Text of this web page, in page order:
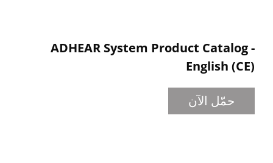
ADHEAR System Product Catalog -
English (CE)
حمّل الآن